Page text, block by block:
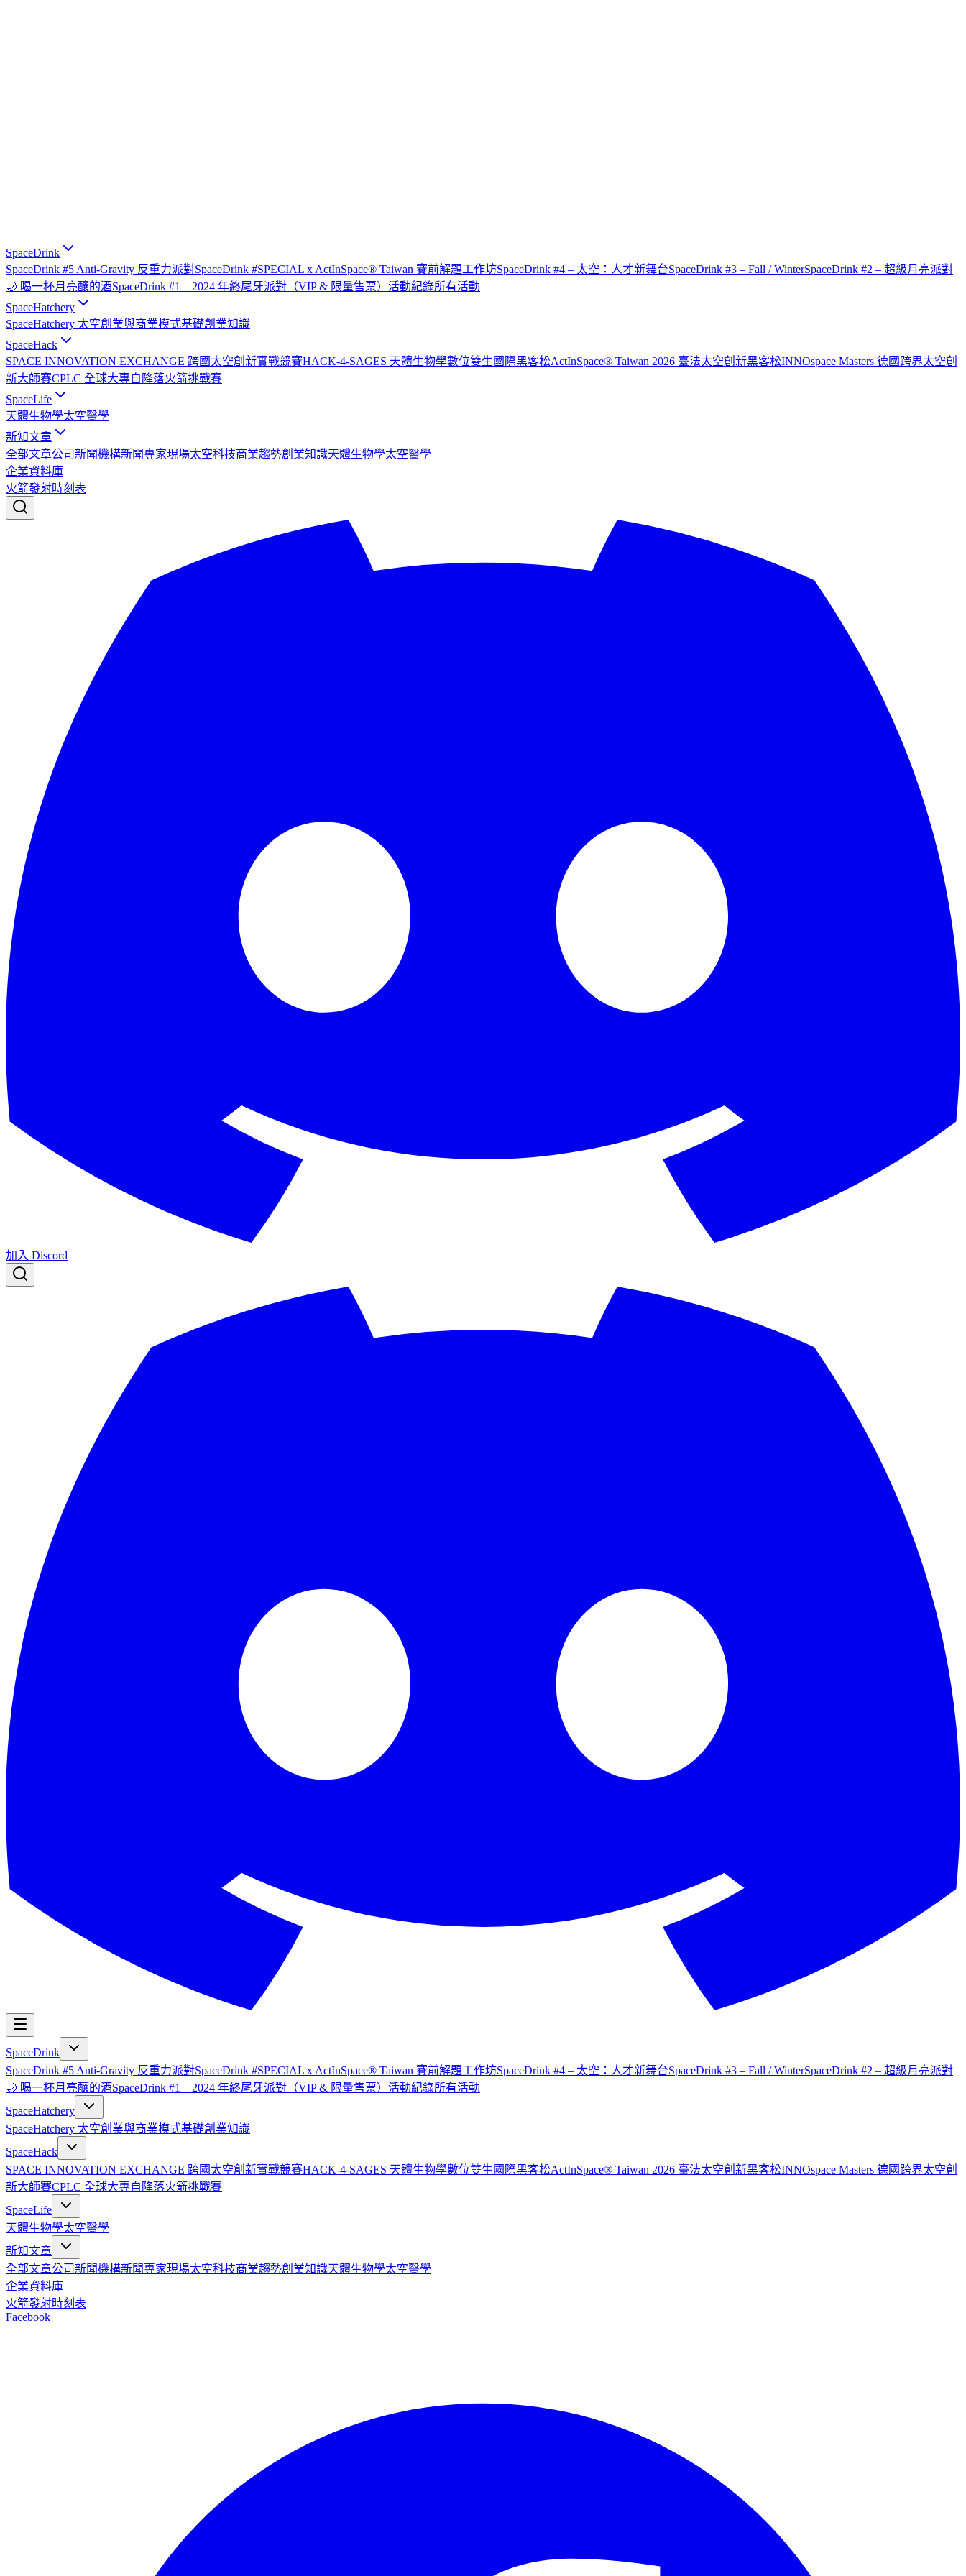
SpaceDrink
SpaceDrink #5 Anti-Gravity 反重力派對SpaceDrink #SPECIAL x ActInSpace® Taiwan 賽前解題工作坊SpaceDrink #4 – 太空：人才新舞台SpaceDrink #3 – Fall / WinterSpaceDrink #2 – 超級月亮派對
🌙 喝一杯月亮釀的酒SpaceDrink #1 – 2024 年終尾牙派對（VIP & 限量售票） 活動紀錄所有活動
SpaceHatchery
SpaceHatchery 太空創業與商業模式基礎創業知識
SpaceHack
SPACE INNOVATION EXCHANGE 跨國太空創新實戰競賽HACK-4-SAGES 天體生物學數位雙生國際黑客松ActInSpace® Taiwan 2026 臺法太空創新黑客松INNOspace Masters 德國跨界太空創
新大師賽CPLC 全球大專自降落火箭挑戰賽
SpaceLife
天體生物學太空醫學
新知文章
全部文章公司新聞機構新聞專家現場太空科技商業趨勢創業知識天體生物學太空醫學
企業資料庫
火箭發射時刻表
加入 Discord
SpaceDrink
SpaceDrink #5 Anti-Gravity 反重力派對SpaceDrink #SPECIAL x ActInSpace® Taiwan 賽前解題工作坊SpaceDrink #4 – 太空：人才新舞台SpaceDrink #3 – Fall / WinterSpaceDrink #2 – 超級月亮派對
🌙 喝一杯月亮釀的酒SpaceDrink #1 – 2024 年終尾牙派對（VIP & 限量售票） 活動紀錄所有活動
SpaceHatchery
SpaceHatchery 太空創業與商業模式基礎創業知識
SpaceHack
SPACE INNOVATION EXCHANGE 跨國太空創新實戰競賽HACK-4-SAGES 天體生物學數位雙生國際黑客松ActInSpace® Taiwan 2026 臺法太空創新黑客松INNOspace Masters 德國跨界太空創
新大師賽CPLC 全球大專自降落火箭挑戰賽
SpaceLife
天體生物學太空醫學
新知文章
全部文章公司新聞機構新聞專家現場太空科技商業趨勢創業知識天體生物學太空醫學
企業資料庫
火箭發射時刻表
Facebook